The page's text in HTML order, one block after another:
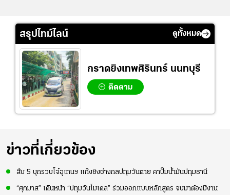
สรุปไทม์ไลน์ ดูทั้งหมด
กราดยิงเทพศิรินทร์ นนทบุรี
ติดตาม
ข่าวที่เกี่ยวข้อง
สืบ 5 บุกรวบโจ๋อุเทนฯ แก๊งยิงช่างกลปทุมวันตาย คาปั๊มน้ำมันปทุมธานี
“ศุภมาส” เดินหน้า “ปทุมวันโมเดล” ร่วมออกแบบหลักสูตร จบมาต้องมีงาน